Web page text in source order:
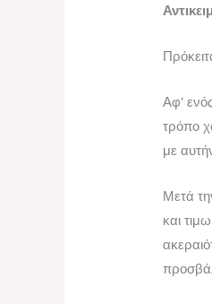
Αφ’
τρόπο
με
Μετά
και